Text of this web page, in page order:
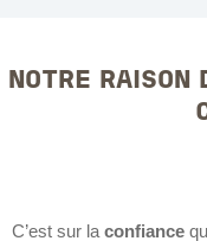
NOTRE
C’est sur la confiance